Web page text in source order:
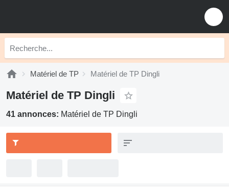
Matériel de TP Matériel de TP Dingli
Matériel de TP Dingli
41 annonces: Matériel de TP Dingli